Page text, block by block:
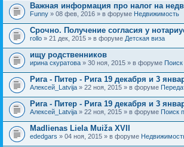
Важная информация про налог на
Funny » 08 фев, 2016 » в форуме Недвижимость
Срочно. Получение согласия у
rollo » 21 дек, 2015 » в форуме Детская виза
ищу родственников
ирина скуратова » 30 ноя, 2015 » в форуме
Рига - Питер - Рига 19 декабря и 3
Алексей_Latvija » 22 ноя, 2015 » в форуме
Рига - Питер - Рига 19 декабря и 3
Алексей_Latvija » 22 ноя, 2015 » в форуме Поиск
Madlienas Liela Muiža XVII
ededgars » 04 ноя, 2015 » в форуме